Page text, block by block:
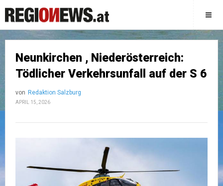
Neunkirchen , Niederösterreich:
Tödlicher Verkehrsunfall auf der S 6
von Redaktion Salzburg
APRIL 15, 2026